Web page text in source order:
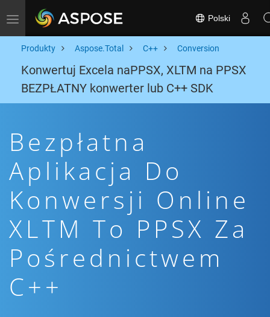
Toggle navigation Polski
Produkty Aspose.Total C++ Conversion
Konwertuj Excela naPPSX, XLTM na PPSX
BEZPŁATNY konwerter lub C++ SDK
Bezpłatna
Aplikacja Do
Konwersji Online
XLTM To PPSX Za
Pośrednictwem
C++